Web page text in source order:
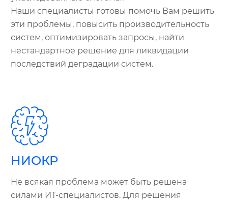
Наши специалисты готовы помочь Вам решить
эти проблемы, повысить производительность
систем, оптимизировать запросы, найти
нестандартное решение для ликвидации
последствий деградации систем.
НИОКР
Не всякая проблема может быть решена
силами ИТ-специалистов. Для решения